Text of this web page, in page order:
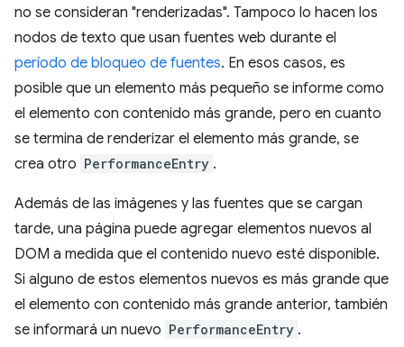
no se consideran "renderizadas". Tampoco lo hacen los
nodos de texto que usan fuentes web durante el
período de bloqueo de fuentes. En esos casos, es
posible que un elemento más pequeño se informe como
el elemento con contenido más grande, pero en cuanto
se termina de renderizar el elemento más grande, se
crea otro PerformanceEntry .
Además de las imágenes y las fuentes que se cargan
tarde, una página puede agregar elementos nuevos al
DOM a medida que el contenido nuevo esté disponible.
Si alguno de estos elementos nuevos es más grande que
el elemento con contenido más grande anterior, también
se informará un nuevo PerformanceEntry .